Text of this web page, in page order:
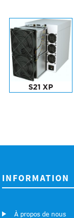
S21 XP
INFORMATION
À propos de nous